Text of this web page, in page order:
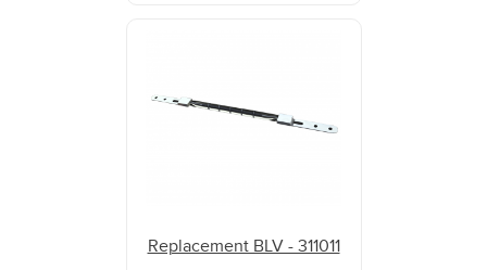
Replacement BLV - 311011